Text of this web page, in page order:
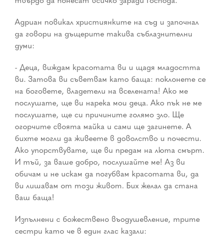
Адриан повикал християнките на съд и започнал
да говори на дъщерите такива съблазнителни
думи:
- Деца, виждам красотата ви и щадя младостта
ви. Затова ви съветвам като баща: поклонете се
на боговете, владетели на вселената! Ако ме
послушате, ще ви нарека мои деца. Ако пък не ме
послушате, ще си причините голямо зло. Ще
огорчите своята майка и сами ще загинете. А
бихте могли да живеете в доволство и почести.
Ако упорствувате, ще ви предам на люта смърт.
И тъй, за ваше добро, послушайте ме! Аз ви
обичам и не искам да погубвам красотата ви, да
ви лишавам от този живот. Бих желал да стана
ваш баща!
Изпълнени с божествено въодушевление, трите
сестри като че в един глас казали: